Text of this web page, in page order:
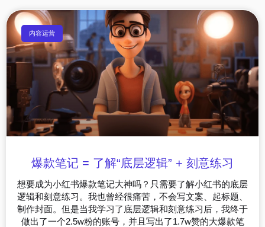
内容运营
爆款笔记 = 了解“底层逻辑” + 刻意练习
想要成为小红书爆款笔记大神吗？只需要了解小红书的底层
逻辑和刻意练习。我也曾经很痛苦，不会写文案、起标题、
制作封面。但是当我学习了底层逻辑和刻意练习后，我终于
做出了一个2.5w粉的账号，并且写出了1.7w赞的大爆款笔